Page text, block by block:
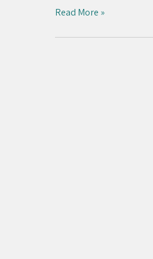
Read More »